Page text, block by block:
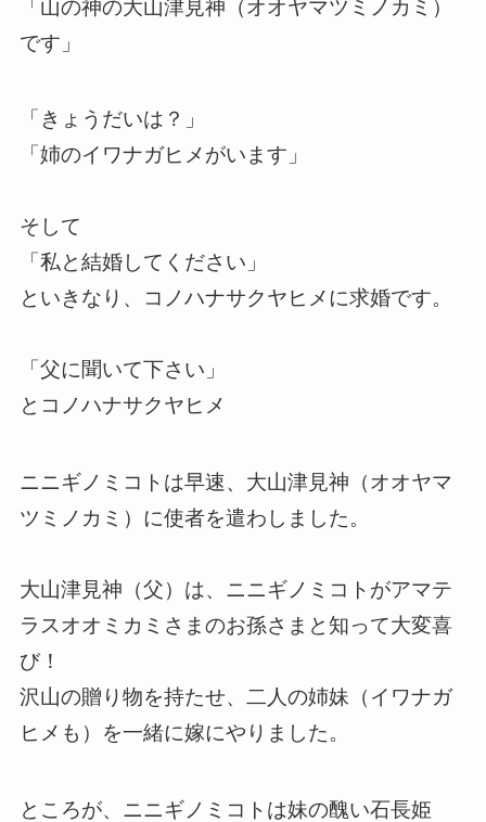
「山の神の大山津見神（オオヤマツミノカミ）
です」
「きょうだいは？」
「姉のイワナガヒメがいます」
そして
「私と結婚してください」
といきなり、コノハナサクヤヒメに求婚です。
「父に聞いて下さい」
とコノハナサクヤヒメ
ニニギノミコトは早速、大山津見神（オオヤマ
ツミノカミ）に使者を遣わしました。
大山津見神（父）は、ニニギノミコトがアマテ
ラスオオミカミさまのお孫さまと知って大変喜
び！
沢山の贈り物を持たせ、二人の姉妹（イワナガ
ヒメも）を一緒に嫁にやりました。
ところが、ニニギノミコトは妹の醜い石長姫